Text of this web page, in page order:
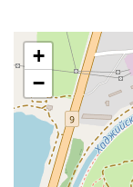
+
−